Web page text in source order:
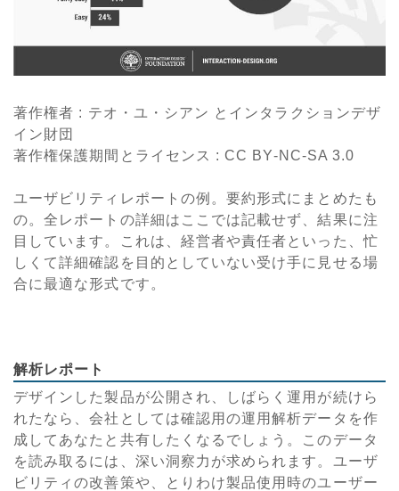
著作権者 : テオ・ユ・シアン とインタラクションデザ
イン財団
著作権保護期間とライセンス : CC BY-NC-SA 3.0
ユーザビリティレポートの例。要約形式にまとめたも
の。全レポートの詳細はここでは記載せず、結果に注
目しています。これは、経営者や責任者といった、忙
しくて詳細確認を目的としていない受け手に見せる場
合に最適な形式です。
解析レポート
デザインした製品が公開され、しばらく運用が続けら
れたなら、会社としては確認用の運用解析データを作
成してあなたと共有したくなるでしょう。このデータ
を読み取るには、深い洞察力が求められます。ユーザ
ビリティの改善策や、とりわけ製品使用時のユーザー